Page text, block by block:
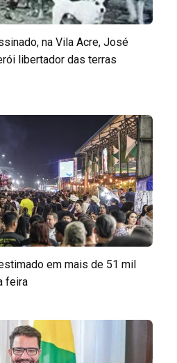
na Vila Acre, José
libertador das terras
em mais de 51 mil
feira